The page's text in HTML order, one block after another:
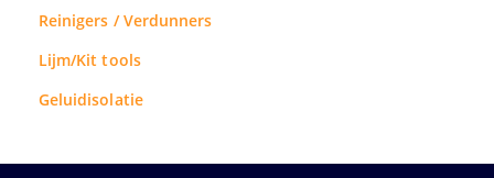
Reinigers / Verdunners
Lijm/Kit tools
Geluidisolatie